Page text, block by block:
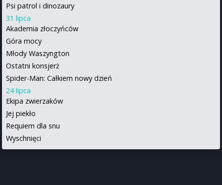
Psi patrol i dinozaury
31 lipca
Akademia złoczyńców
Góra mocy
Młody Waszyngton
Ostatni konsjerż
Spider-Man: Całkiem nowy dzień
24 lipca
Ekipa zwierzaków
Jej piekło
Requiem dla snu
Wyschnięci